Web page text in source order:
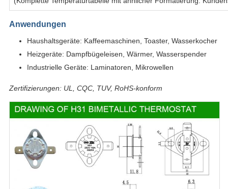
Anwendungen
Haushaltsgeräte: Kaffeemaschinen, Toaster, Wasserkocher
Heizgeräte: Dampfbügeleisen, Wärmer, Wasserspender
Industrielle Geräte: Laminatoren, Mikrowellen
Zertifizierungen: UL, CQC, TUV, RoHS-konform